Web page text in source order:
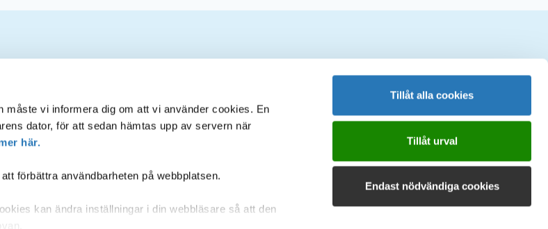
måste vi informera dig om att vi använder cookies. En
dator, för att sedan hämtas upp av servern när
här.
förbättra användbarheten på webbplatsen.
kan ändra inställningar i din webbläsare så att den
Tillåt alla cookies
Tillåt urval
Endast nödvändiga cookies
administratörer
personuppgifter